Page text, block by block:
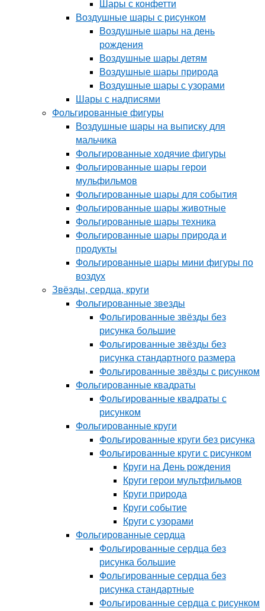
Шары с конфетти
Воздушные шары с рисунком
Воздушные шары на день
рождения
Воздушные шары детям
Воздушные шары природа
Воздушные шары с узорами
Шары с надписями
Фольгированные фигуры
Воздушные шары на выписку для
мальчика
Фольгированные ходячие фигуры
Фольгированные шары герои
мульфильмов
Фольгированные шары для события
Фольгированные шары животные
Фольгированные шары техника
Фольгированные шары природа и
продукты
Фольгированные шары мини фигуры по
воздух
Звёзды, сердца, круги
Фольгированные звезды
Фольгированные звёзды без
рисунка большие
Фольгированные звёзды без
рисунка стандартного размера
Фольгированные звёзды с рисунком
Фольгированные квадраты
Фольгированные квадраты с
рисунком
Фольгированные круги
Фольгированные круги без рисунка
Фольгированные круги с рисунком
Круги на День рождения
Круги герои мультфильмов
Круги природа
Круги событие
Круги с узорами
Фольгированные сердца
Фольгированные сердца без
рисунка большие
Фольгированные сердца без
рисунка стандартные
Фольгированные сердца с рисунком